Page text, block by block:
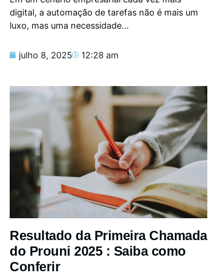
digital, a automação de tarefas não é mais um
luxo, mas uma necessidade...
julho 8, 2025 12:28 am
Resultado da Primeira Chamada
do Prouni 2025 : Saiba como
Conferir